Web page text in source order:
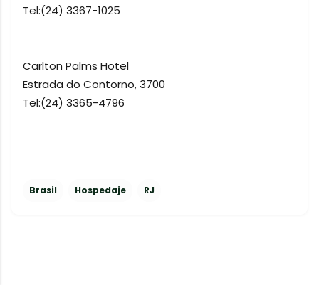
Tel:(24) 3367-1025
Carlton Palms Hotel
Estrada do Contorno, 3700
Tel:(24) 3365-4796
Brasil Hospedaje RJ